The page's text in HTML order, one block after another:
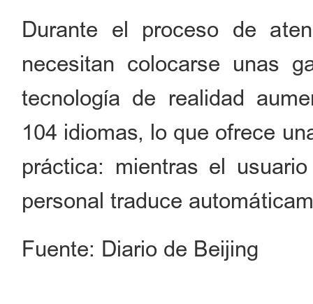
Durante el proceso de
necesitan colocarse unas
tecnología de realidad
104 idiomas, lo que ofrece
práctica: mientras el
personal traduce
Fuente: Diario de Beijing